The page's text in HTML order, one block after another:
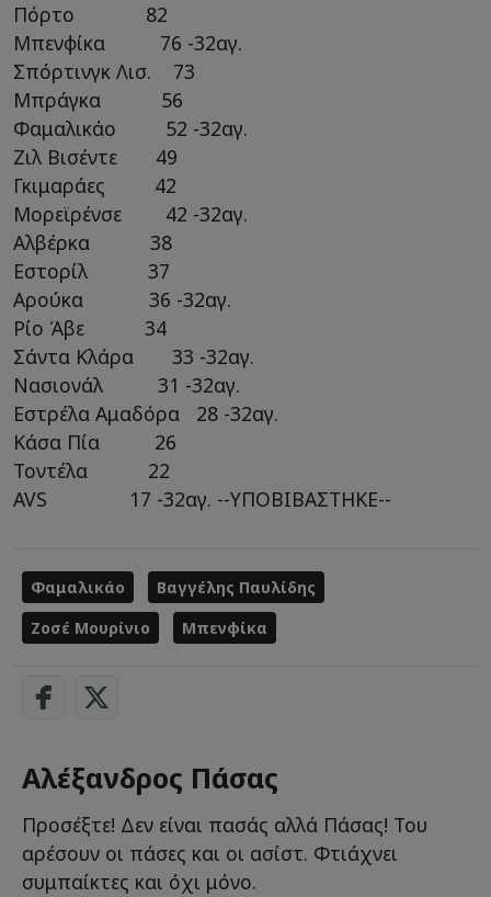
Πόρτο 82
Μπενφίκα 76 -32αγ.
Σπόρτινγκ Λισ. 73
Μπράγκα 56
Φαμαλικάο 52 -32αγ.
Ζιλ Βισέντε 49
Γκιμαράες 42
Μορεϊρένσε 42 -32αγ.
Αλβέρκα 38
Εστορίλ 37
Αρούκα 36 -32αγ.
Ρίο Άβε 34
Σάντα Κλάρα 33 -32αγ.
Νασιονάλ 31 -32αγ.
Εστρέλα Αμαδόρα 28 -32αγ.
Κάσα Πία 26
Τοντέλα 22
AVS 17 -32αγ. --ΥΠΟΒΙΒΑΣΤΗΚΕ--
Φαμαλικάο
Βαγγέλης Παυλίδης
Ζοσέ Μουρίνιο
Μπενφίκα
Αλέξανδρος Πάσας
Προσέξτε! Δεν είναι πασάς αλλά Πάσας! Του
αρέσουν οι πάσες και οι ασίστ. Φτιάχνει
συμπαίκτες και όχι μόνο.